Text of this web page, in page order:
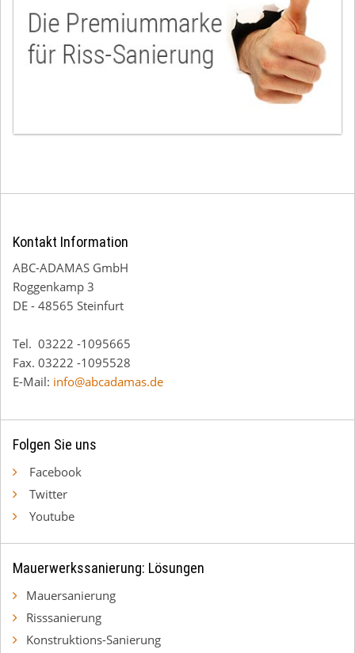
Kontakt Information
ABC-ADAMAS GmbH
Roggenkamp 3
DE - 48565 Steinfurt
Tel. 03222 -1095665
Fax. 03222 -1095528
E-Mail: info@abcadamas.de
Folgen Sie uns
Facebook
Twitter
Youtube
Mauerwerkssanierung: Lösungen
Mauersanierung
Risssanierung
Konstruktions-Sanierung